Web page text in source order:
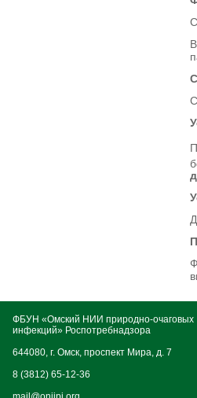
ФБУН «Омский НИИ природно-очаговых
инфекций» Роспотребнадзора
644080, г. Омск, проспект Мира, д. 7
8 (3812) 65-12-36